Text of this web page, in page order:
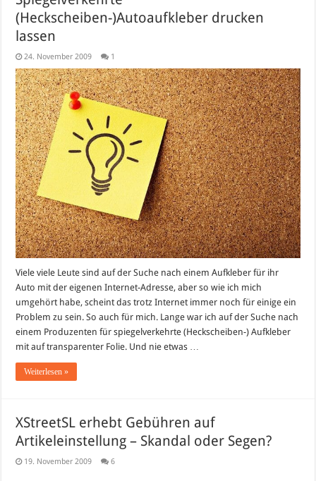
(Heckscheiben-)Autoaufkleber drucken
lassen
24. November 2009 1
Viele viele Leute sind auf der Suche nach einem Aufkleber für ihr
Auto mit der eigenen Internet-Adresse, aber so wie ich mich
umgehört habe, scheint das trotz Internet immer noch für einige ein
Problem zu sein. So auch für mich. Lange war ich auf der Suche nach
einem Produzenten für spiegelverkehrte (Heckscheiben-) Aufkleber
mit auf transparenter Folie. Und nie etwas …
Weiterlesen »
XStreetSL erhebt Gebühren auf
Artikeleinstellung – Skandal oder Segen?
19. November 2009 6